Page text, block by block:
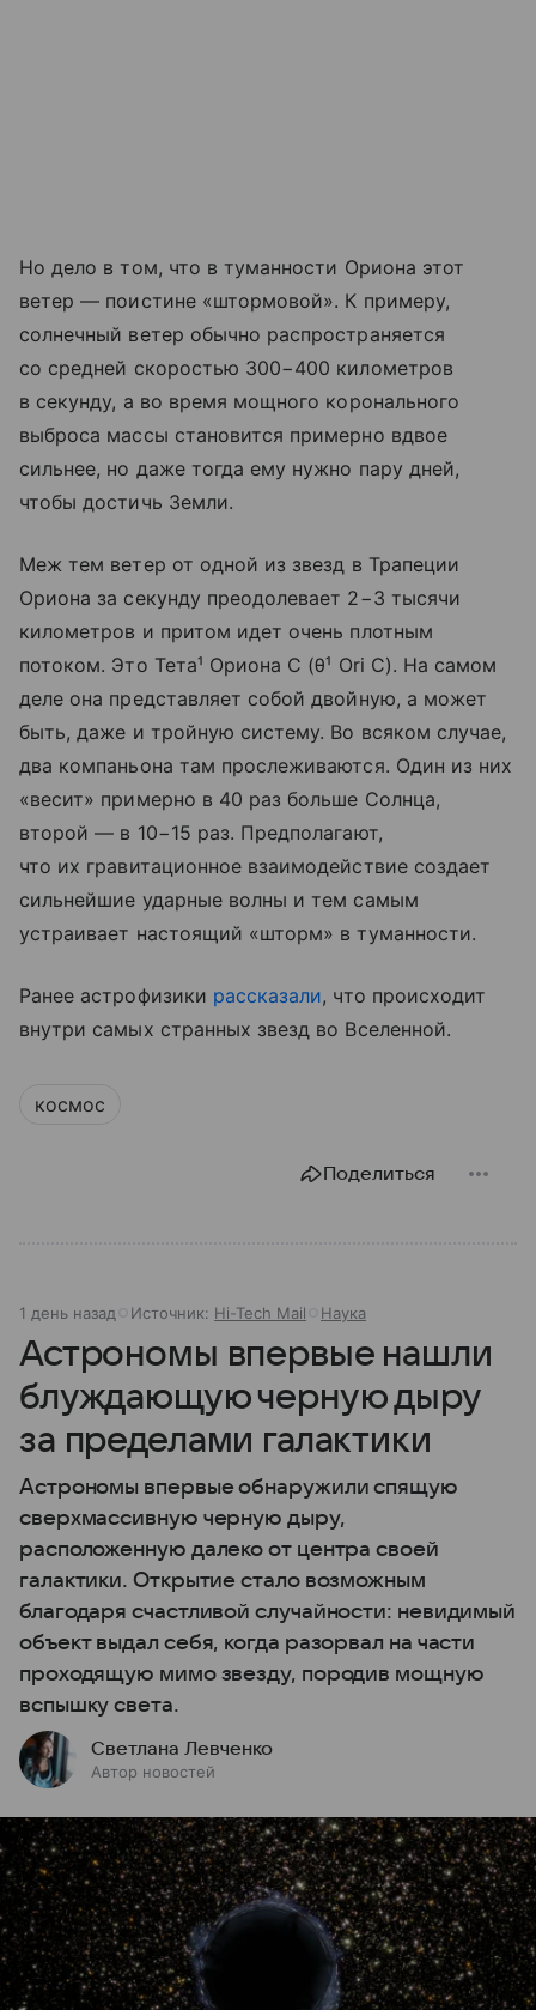
Но дело в том, что в туманности Ориона этот
ветер — поистине «штормовой». К примеру,
солнечный ветер обычно распространяется
со средней скоростью 300−400 километров
в секунду, а во время мощного коронального
выброса массы становится примерно вдвое
сильнее, но даже тогда ему нужно пару дней,
чтобы достичь Земли.
Меж тем ветер от одной из звезд в Трапеции
Ориона за секунду преодолевает 2−3 тысячи
километров и притом идет очень плотным
потоком. Это Тета¹ Ориона C (θ¹ Ori C). На самом
деле она представляет собой двойную, а может
быть, даже и тройную систему. Во всяком случае,
два компаньона там прослеживаются. Один из них
«весит» примерно в 40 раз больше Солнца,
второй — в 10−15 раз. Предполагают,
что их гравитационное взаимодействие создает
сильнейшие ударные волны и тем самым
устраивает настоящий «шторм» в туманности.
Ранее астрофизики рассказали, что происходит
внутри самых странных звезд во Вселенной.
космос
Поделиться
1 день назад Источник: Hi-Tech Mail Наука
Астрономы впервые нашли
блуждающую черную дыру
за пределами галактики
Астрономы впервые обнаружили спящую
сверхмассивную черную дыру,
расположенную далеко от центра своей
галактики. Открытие стало возможным
благодаря счастливой случайности: невидимый
объект выдал себя, когда разорвал на части
проходящую мимо звезду, породив мощную
вспышку света.
Светлана Левченко
Автор новостей